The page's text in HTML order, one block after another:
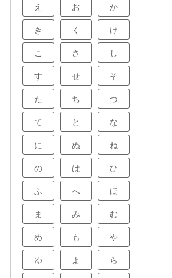
え お か
き く け
こ さ し
す せ そ
た ち つ
て と な
に ぬ ね
の は ひ
ふ へ ほ
ま み む
め も や
ゆ よ ら